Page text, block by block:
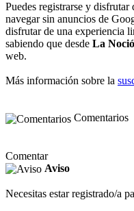
Puedes registrarse y disfrutar
navegar sin anuncios de
disfrutar de una experiencia
sabiendo que desde La
web.
Más información sobre la
Comentarios
Comentar
Aviso
Necesitas estar registrado/a